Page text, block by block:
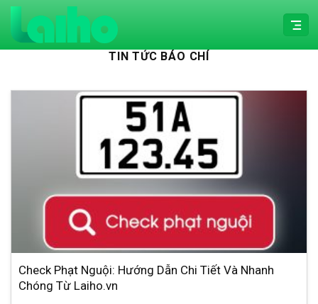
Chuyển
nội
TIN TỨC BÁO CHÍ
Check Phạt Nguội: Hướng Dẫn Chi Tiết Và Nhanh
Chóng Từ Laiho.vn